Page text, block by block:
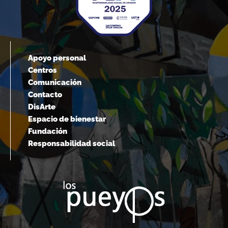
Apoyo personal
Centros
Comunicación
Contacto
DisArte
Espacio de bienestar
Fundación
Responsabilidad social